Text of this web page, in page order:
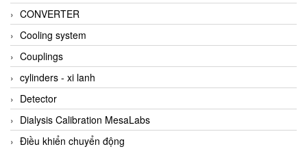
Alpha Moisture Vietnam
Alpha-Achem Vietnam
Alphino
ALRE-IT Vietnam
Altech
Amarillo Gear
Ametek
CONVERTER
Cooling system
Couplings
cylinders - xi lanh
Detector
Dialysis Calibration MesaLabs
Điều khiển chuyển động